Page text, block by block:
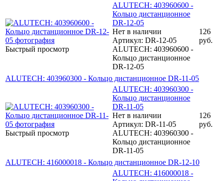
Быстрый просмотр
ALUTECH: 403960600 -
Кольцо дистанционное
DR-12-05
Нет в наличии
Артикул: DR-12-05
ALUTECH: 403960600 -
Кольцо дистанционное
DR-12-05
126
руб.
ALUTECH: 403960300 - Кольцо дистанционное DR-11-05
Быстрый просмотр
ALUTECH: 403960300 -
Кольцо дистанционное
DR-11-05
Нет в наличии
Артикул: DR-11-05
ALUTECH: 403960300 -
Кольцо дистанционное
DR-11-05
126
руб.
ALUTECH: 416000018 - Кольцо дистанционное DR-12-10
ALUTECH: 416000018 -